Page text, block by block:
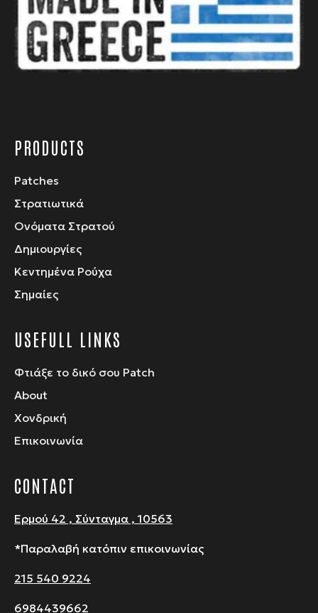
επιλεγούν
στη
σελίδα
του
PRODUCTS
Patches
Στρατιωτικά
Ονόματα Στρατού
Δημιουργίες
Κεντημένα Ρούχα
Σημαίες
USEFULL LINKS
Φτιάξε το δικό σου Patch
About
Χονδρική
Επικοινωνία
CONTACT
Ερμού 42 , Σύνταγμα , 10563
*Παραλαβή κατόπιν επικοινωνίας
215 540 9224
6984439662